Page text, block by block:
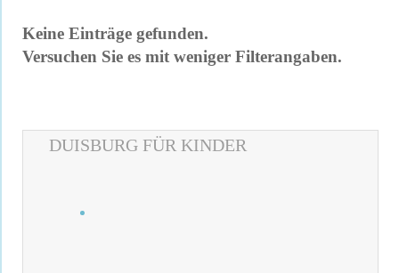
Keine Einträge gefunden.
Versuchen Sie es mit weniger Filterangaben.
DUISBURG FÜR KINDER